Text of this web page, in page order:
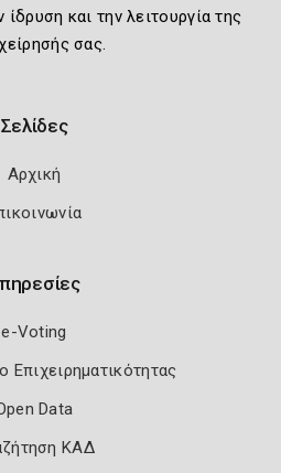
και την λειτουργία της
σας.
Σελίδες
Αρχική
e-Voting
Επιχειρηματικότητας
Data
ΚΑΔ